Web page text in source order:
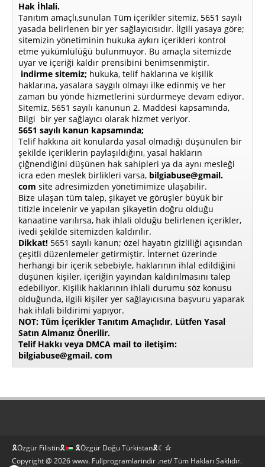
Hak İhlali.
Tanıtım amaçlı,sunulan Tüm içerikler sitemiz, 5651 sayılı
yasada belirlenen bir yer sağlayıcısıdır. İlgili yasaya göre;
sitemizin yönetiminin hukuka aykırı içerikleri kontrol
etme yükümlülüğü bulunmuyor. Bu amaçla sitemizde
uyar ve içeriği kaldır prensibini benimsenmiştir.
indirme sitemiz; hukuka, telif haklarına ve kişilik
haklarına, yasalara saygılı olmayı ilke edinmiş ve her
zaman bu yönde hizmetlerini sürdürmeye devam ediyor.
Sitemiz, 5651 sayılı kanunun 2. Maddesi kapsamında,
Bilgi bir yer sağlayıcı olarak hizmet veriyor.
5651 sayılı kanun kapsamında;
Telif hakkına ait konularda yasal olmadığı düşünülen bir
şekilde içeriklerin paylaşıldığını, yasal hakların
çiğnendiğini düşünen hak sahipleri ya da aynı mesleği
icra eden meslek birlikleri varsa, bilgiabuse@gmail.
com site adresimizden yönetimimize ulaşabilir.
Bize ulaşan tüm talep, şikayet ve görüşler büyük bir
titizle incelenir ve yapılan şikayetin doğru olduğu
kanaatine varılırsa, hak ihlali olduğu belirlenen içerikler,
ivedi şekilde sitemizden kaldırılır.
Dikkat! 5651 sayılı kanun; özel hayatın gizliliği açısından
çeşitli düzenlemeler getirmiştir. İnternet üzerinde
herhangi bir içerik sebebiyle, haklarının ihlal edildiğini
düşünen kişiler, içeriğin yayından kaldırılmasını talep
edebiliyor. Kişilik haklarının ihlali durumu söz konusu
olduğunda, ilgili kişiler yer sağlayıcısına başvuru yaparak
hak ihlali bildirimi yapıyor.
NOT: Tüm İçerikler Tanıtım Amaçlıdır, Lütfen Yasal
Satın Almanız Önerilir.
Telif Hakkı veya DMCA mail to iletişim:
bilgiabuse@gmail. com
🎗Özgür Filistin🎗
🎗Özgür Doğu Türkistan🎗☾☆
Copyright @ 2026 www. Fullprogramlarindir .net/ Tüm Hakları Saklıdır.